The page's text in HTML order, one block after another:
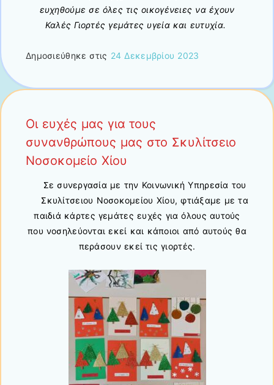
ευχηθούμε σε όλες τις οικογένειες να έχουν
Καλές Γιορτές γεμάτες υγεία και ευτυχία.
Δημοσιεύθηκε στις 24 Δεκεμβρίου 2023
Οι ευχές μας για τους
συνανθρώπους μας στο Σκυλίτσειο
Νοσοκομείο Χίου
Σε συνεργασία με την Κοινωνική Υπηρεσία του
Σκυλίτσειου Νοσοκομείου Χίου, φτιάξαμε με τα
παιδιά κάρτες γεμάτες ευχές για όλους αυτούς
που νοσηλεύονται εκεί και κάποιοι από αυτούς θα
περάσουν εκεί τις γιορτές.